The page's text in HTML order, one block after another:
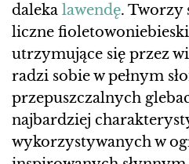
daleka lawendę. Tworzy
liczne
utrzymujące się przez
radzi sobie w pełnym
przepuszczalnych
najbardziej
wykorzystywanych w